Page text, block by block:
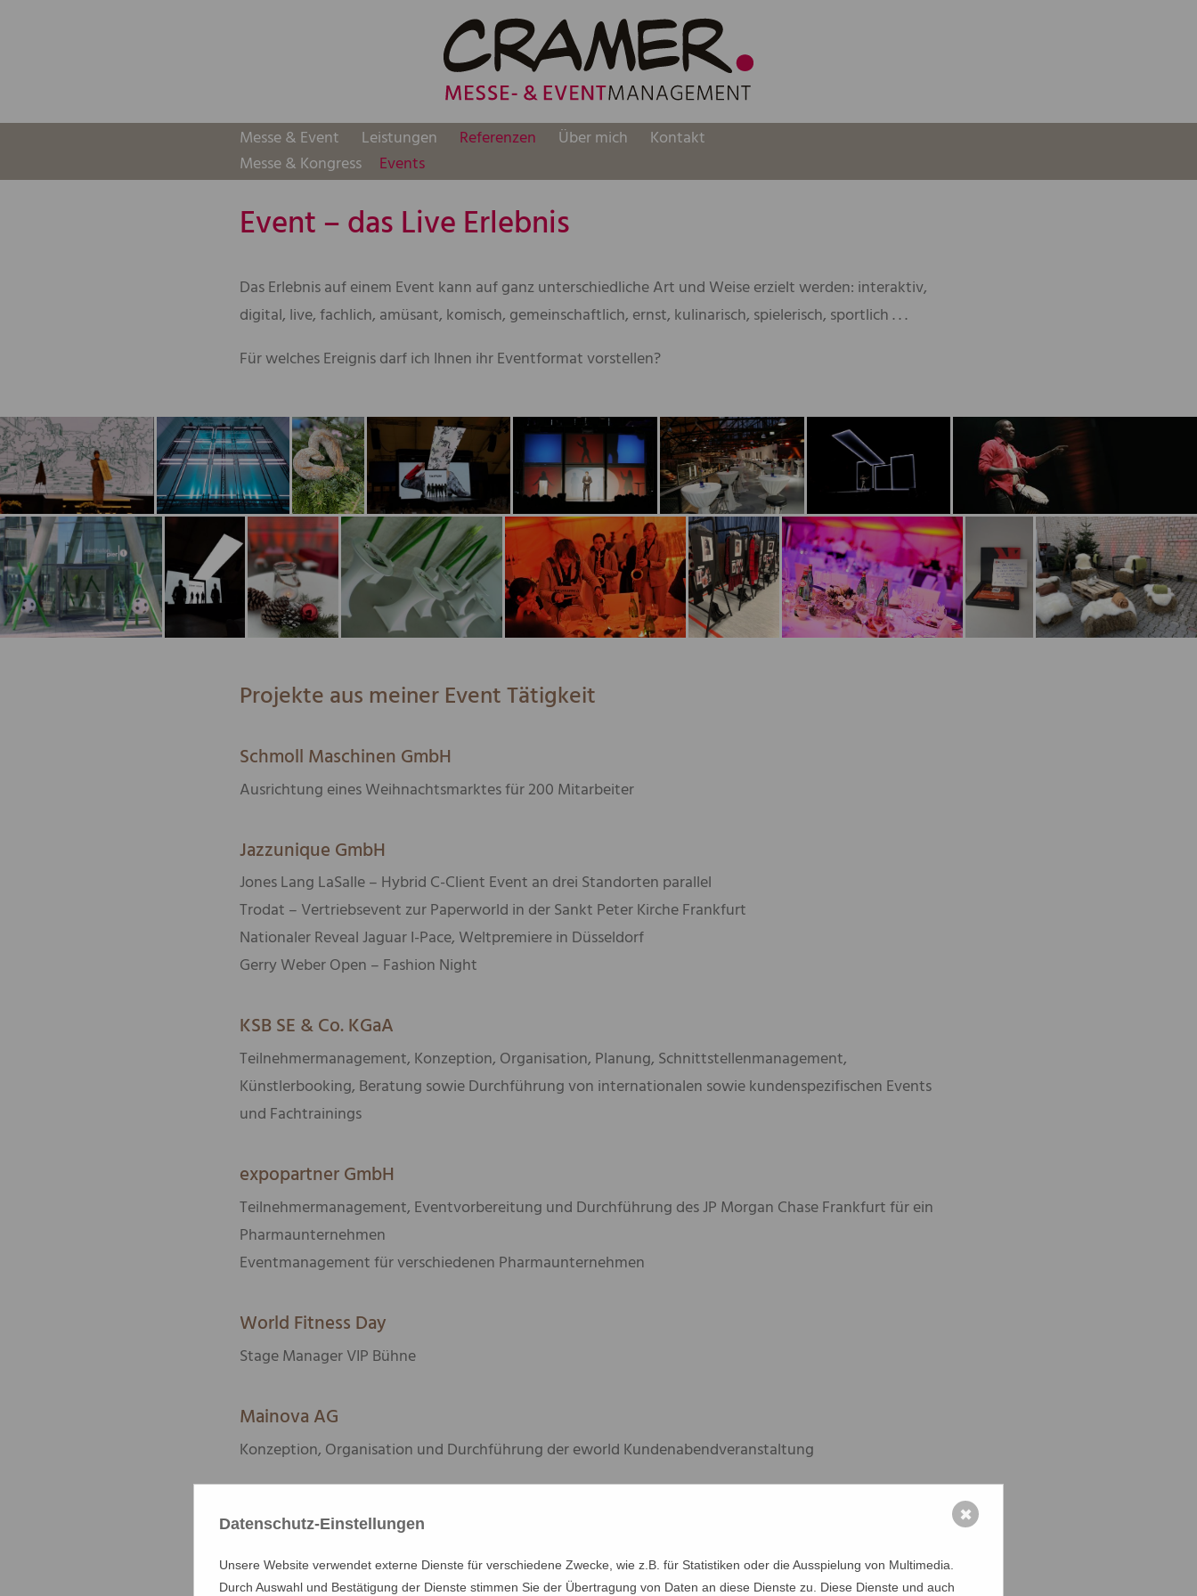
Messe & Event Leistungen Referenzen Über mich
Kontakt
Messe & Kongress
Events
Event – das Live Erlebnis
Das Erlebnis auf einem Event kann auf ganz unterschiedliche Art und Weise erzielt werden: interaktiv,
digital, live, fachlich, amüsant, komisch, gemeinschaftlich, ernst, kulinarisch, spielerisch, sportlich . . .
Für welches Ereignis darf ich Ihnen ihr Eventformat vorstellen?
Projekte aus meiner Event Tätigkeit
Schmoll Maschinen GmbH
Ausrichtung eines Weihnachtsmarktes für 200 Mitarbeiter
Jazzunique GmbH
Jones Lang LaSalle – Hybrid C-Client Event an drei Standorten parallel
Trodat – Vertriebsevent zur Paperworld in der Sankt Peter Kirche Frankfurt
Nationaler Reveal Jaguar I-Pace, Weltpremiere in Düsseldorf
Gerry Weber Open – Fashion Night
KSBSE & Co. KGaA
Teilnehmermanagement, Konzeption, Organisation, Planung, Schnittstellenmanagement,
Künstlerbooking, Beratung sowie Durchführung von internationalen sowie kundenspezifischen Events
und Fachtrainings
expopartner GmbH
Teilnehmermanagement, Eventvorbereitung und Durchführung des JP Morgan Chase Frankfurt für ein
Pharmaunternehmen
Eventmanagement für verschiedenen Pharmaunternehmen
World Fitness Day
Stage ManagerVIP Bühne
Mainova AG
Konzeption, Organisation und Durchführung der eworld Kundenabendveranstaltung
029 GmbH
Monaco
Datenschutz-Einstellungen
Unsere Website verwendet externe Dienste für verschiedene Zwecke, wie z.B. für Statistiken oder die Ausspielung von Multimedia.
Durch Auswahl und Bestätigung der Dienste stimmen Sie der Übertragung von Daten an diese Dienste zu. Diese Dienste und auch
✖